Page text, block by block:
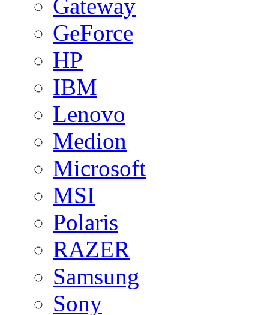
Gateway
GeForce
HP
IBM
Lenovo
Medion
Microsoft
MSI
Polaris
RAZER
Samsung
Sony